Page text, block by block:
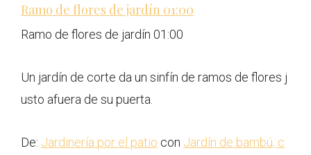
Ramo de flores de jardín 01:00
Ramo de flores de jardín 01:00
Un jardín de corte da un sinfín de ramos de flores j
usto afuera de su puerta.
De: Jardinería por el patio con Jardín de bambú, c